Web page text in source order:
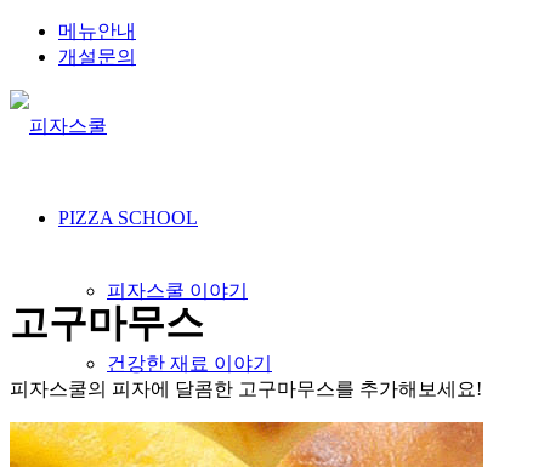
메뉴안내
개설문의
PIZZA SCHOOL
피자스쿨 이야기
건강한 재료 이야기
인재채용
고구마무스
피자스쿨의 피자에 달콤한 고구마무스를 추가해보세요!